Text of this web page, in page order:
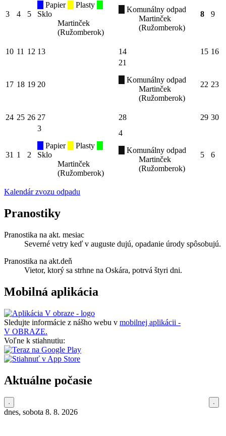
3 4 5
Papier
Plasty
Sklo
Martinček
(Ružomberok)
Komunálny odpad
Martinček
(Ružomberok)
8 9
10 11 12 13 14 15 16
17 18 19 20
21
Komunálny odpad
Martinček
(Ružomberok)
22 23
24 25 26 27 28 29 30
31 1 2
3
Papier
Plasty
Sklo
Martinček
(Ružomberok)
4
Komunálny odpad
Martinček
(Ružomberok)
5 6
Kalendár zvozu odpadu
Pranostiky
Pranostika na akt. mesiac
Severné vetry keď v auguste dujú, opadanie úrody spôsobujú.
Pranostika na akt.deň
Vietor, ktorý sa strhne na Oskára, potrvá štyri dni.
Mobilná aplikácia
Sledujte informácie z nášho webu v mobilnej aplikácii -
V OBRAZE.
Voľne k stiahnutiu:
Aktuálne počasie
dnes, sobota 8. 8. 2026